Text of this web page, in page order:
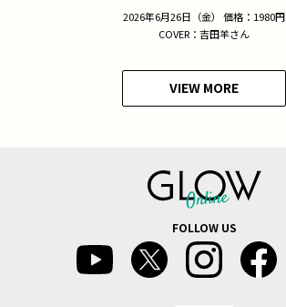
2026年6月26日（金） 価格：1980円
COVER：吉田羊さん
VIEW MORE
FOLLOW US